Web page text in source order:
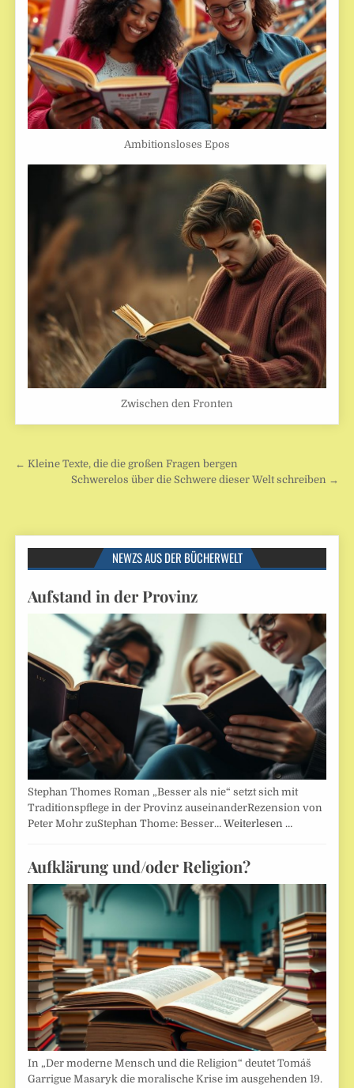
Ambitionsloses Epos
Zwischen den Fronten
Beitragsnavigation
← Kleine Texte, die die großen Fragen bergen
Schwerelos über die Schwere dieser Welt schreiben →
NEWZS AUS DER BÜCHERWELT
Aufstand in der Provinz
Stephan Thomes Roman „Besser als nie“ setzt sich mit
Traditionspflege in der Provinz auseinanderRezension von
Peter Mohr zuStephan Thome: Besser…Weiterlesen …
Aufklärung und/oder Religion?
In „Der moderne Mensch und die Religion“ deutet Tomáš
Garrigue Masaryk die moralische Krise im ausgehenden 19.